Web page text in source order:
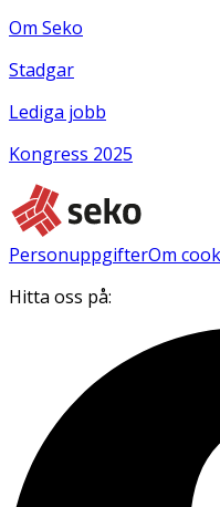
Om Seko
Stadgar
Lediga jobb
Kongress 2025
PersonuppgifterOm
Hitta oss på: